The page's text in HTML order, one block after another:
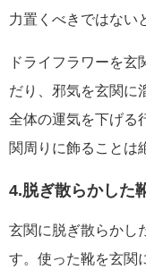
力置くべきではない
ドライフラワーを玄
だり、邪気を玄関に
全体の運気を下げる
関周りに飾ることは
4.脱ぎ散らかした
玄関に脱ぎ散らかし
す。使った靴を玄関